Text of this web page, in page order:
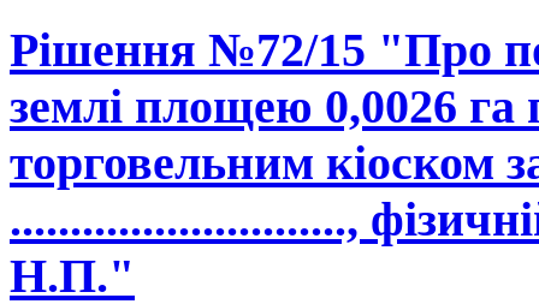
Рішення №72/15 "Про
землі площею 0,0026 га
торговельним кіоском
............................,
Н.П."